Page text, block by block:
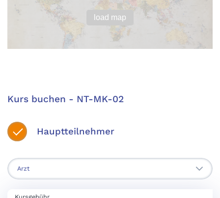
load map
Kurs buchen - NT-MK-02
Hauptteilnehmer